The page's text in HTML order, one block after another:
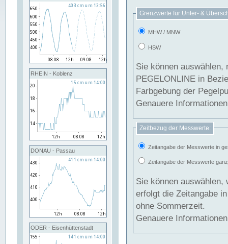
RHEIN - Koblenz
DONAU - Passau
ODER - Eisenhüttenstadt
Grenzwerte für Unter- &
MHW / MNW
HSW
Sie können
PEGELONLINE in Beziehung
Farbgebung der
Genauere
Zeitbezug der Messwerte:
Zeitangabe der Messwerte in
Zeitangabe der Messwerte
Sie können auswählen,
erfolgt die Zeitangabe
ohne Sommerzeit.
Genauere